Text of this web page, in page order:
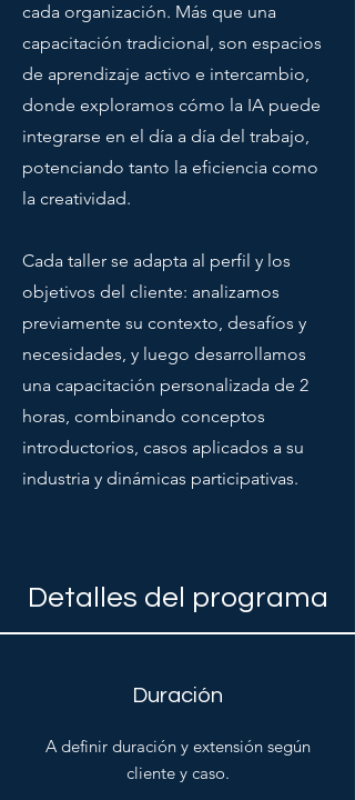
cada organización. Más que una
capacitación tradicional, son espacios
de aprendizaje activo e intercambio,
donde exploramos cómo la IA puede
integrarse en el día a día del trabajo,
potenciando tanto la eficiencia como
la creatividad.
Cada taller se adapta al perfil y los
objetivos del cliente: analizamos
previamente su contexto, desafíos y
necesidades, y luego desarrollamos
una capacitación personalizada de 2
horas, combinando conceptos
introductorios, casos aplicados a su
industria y dinámicas participativas.
Detalles del programa
Duración
A definir duración y extensión según
cliente y caso.